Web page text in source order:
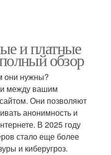
и платные
обзор
они нужны?
между вашим
Они позволяют
анонимность и
В 2025 году
стало еще более
и киберугроз.